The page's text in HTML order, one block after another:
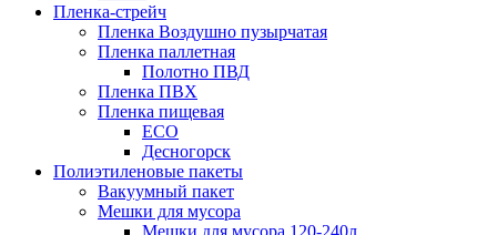
Пленка-стрейч
Пленка Воздушно пузырчатая
Пленка паллетная
Полотно ПВД
Пленка ПВХ
Пленка пищевая
ECO
Десногорск
Полиэтиленовые пакеты
Вакуумный пакет
Мешки для мусора
Мешки для мусора 120-240л